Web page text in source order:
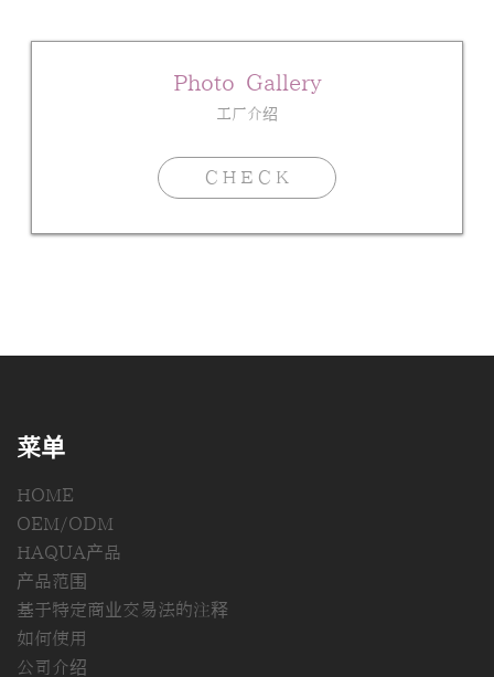
Photo Gallery
工厂介绍
ＣＨＥＣＫ
菜单
HOME
OEM/ODM
HAQUA产品
产品范围
基于特定商业交易法的注释
如何使用
公司介绍